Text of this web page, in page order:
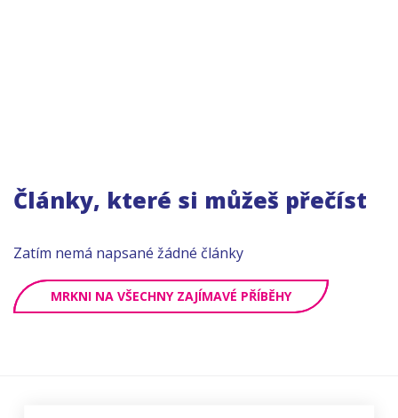
Články, které si můžeš přečíst
Zatím nemá napsané žádné články
MRKNI NA VŠECHNY ZAJÍMAVÉ PŘÍBĚHY